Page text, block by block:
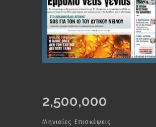
2,500,000
Μηνιαίες Επισκέψεις